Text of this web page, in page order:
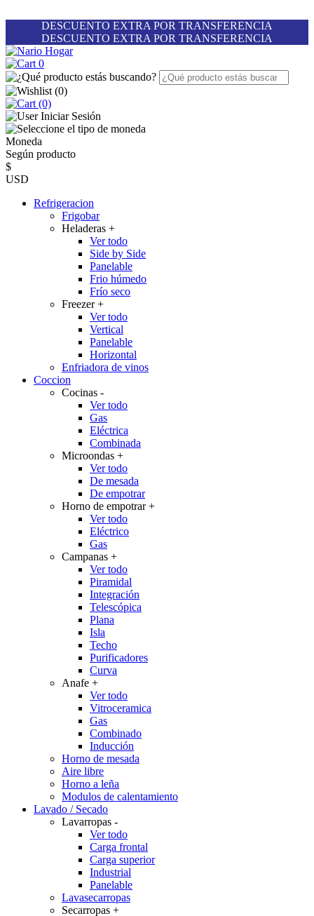
DESCUENTO EXTRA POR TRANSFERENCIA
DESCUENTO EXTRA POR TRANSFERENCIA
0
(0)
(0)
Iniciar Sesión
Moneda
Según producto
$
USD
Refrigeracion
Frigobar
Heladeras +
Ver todo
Side by Side
Panelable
Frio húmedo
Frío seco
Freezer+
Ver todo
Vertical
Panelable
Horizontal
Enfriadora de vinos
Coccion
Cocinas -
Ver todo
Gas
Eléctrica
Combinada
Microondas +
Ver todo
De mesada
De empotrar
Horno de empotrar+
Ver todo
Eléctrico
Gas
Campanas +
Ver todo
Piramidal
Integración
Telescópica
Plana
Isla
Techo
Purificadores
Curva
Anafe +
Ver todo
Vitroceramica
Gas
Combinado
Inducción
Horno de mesada
Aire libre
Horno a leña
Modulos de calentamiento
Lavado / Secado
Lavarropas -
Ver todo
Carga frontal
Carga superior
Industrial
Panelable
Lavasecarropas
Secarropas +